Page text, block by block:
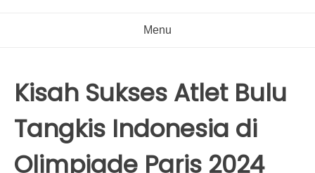
Menu
Kisah Sukses Atlet Bulu
Tangkis Indonesia di
Olimpiade Paris 2024